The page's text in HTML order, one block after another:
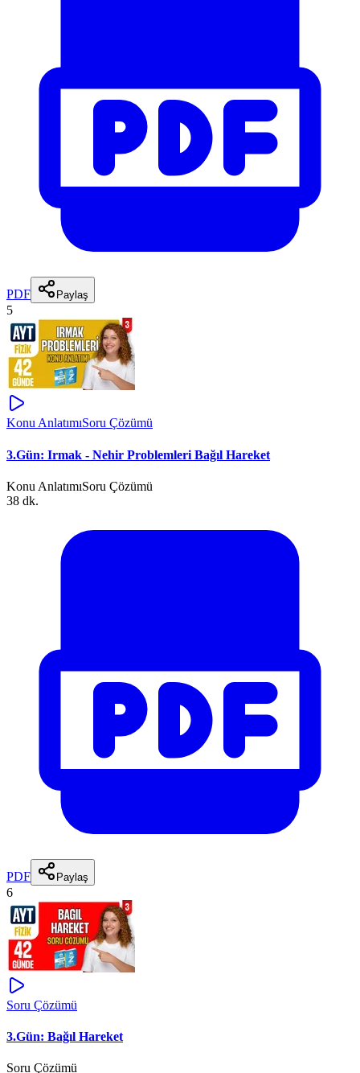
PDF Paylaş
5
Konu AnlatımıSoru Çözümü
3.Gün: Irmak - Nehir Problemleri Bağıl Hareket
Konu AnlatımıSoru Çözümü
38 dk.
PDF Paylaş
6
Soru Çözümü
3.Gün: Bağıl Hareket
Soru Çözümü